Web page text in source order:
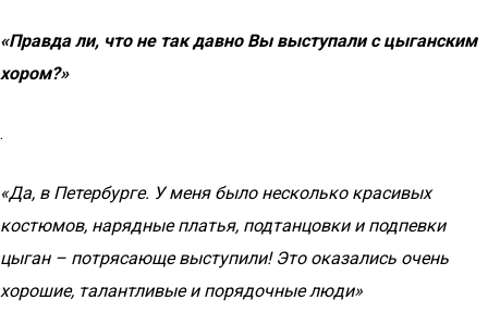
«Правда ли, что не так давно Вы выступали с цыганским
хором?»
.
«Да, в Петербурге. У меня было несколько красивых
костюмов, нарядные платья, подтанцовки и подпевки
цыган – потрясающе выступили! Это оказались очень
хорошие, талантливые и порядочные люди»